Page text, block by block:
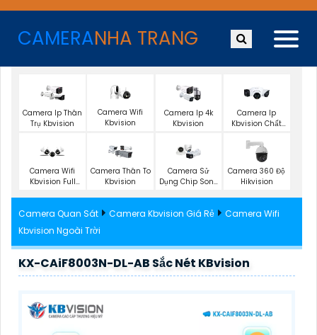
CAMERANHA TRANG
Camera Ip Thân
Trụ Kbvision
Camera Wifi
Kbvision
Camera Ip 4k
Kbvision
Camera Ip
Kbvision Chất
Camera Wifi
Kbvision Full
Camera Thân To
Kbvision
Camera Sử
Dụng Chip Sony
Camera 360 Độ
Hikvision
Camera Quan Sát Camera Kbvision Giá Rẻ
Camera Wifi
Kbvision Ngoài Trời
KX-CAiF8003N-DL-AB Sắc Nét KBvision